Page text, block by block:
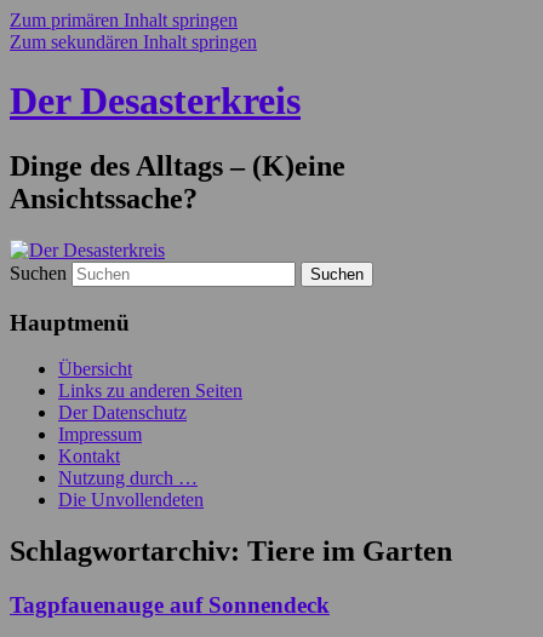
Zum primären Inhalt springen
Zum sekundären Inhalt springen
Der Desasterkreis
Dinge des Alltags – (K)eine
Ansichtssache?
Suchen
Hauptmenü
Übersicht
Links zu anderen Seiten
Der Datenschutz
Impressum
Kontakt
Nutzung durch …
Die Unvollendeten
Schlagwortarchiv: Tiere im Garten
Tagpfauenauge auf Sonnendeck